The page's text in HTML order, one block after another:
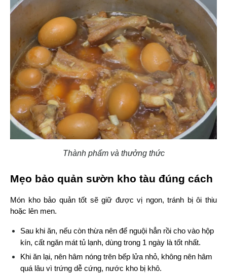
Thành phẩm và thưởng thức
Mẹo bảo quản sườn kho tàu đúng cách
Món kho bảo quản tốt sẽ giữ được vị ngon, tránh bị ôi thiu
hoặc lên men.
Sau khi ăn, nếu còn thừa nên để nguội hẳn rồi cho vào hộp
kín, cất ngăn mát tủ lạnh, dùng trong 1 ngày là tốt nhất.
Khi ăn lại, nên hâm nóng trên bếp lửa nhỏ, không nên hâm
quá lâu vì trứng dễ cứng, nước kho bị khô.